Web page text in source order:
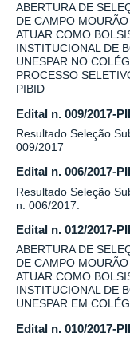
ABERTURA DE
DE CAMPO
ATUAR COMO
INSTITUCIONAL DE
UNESPAR NO
PROCESSO
PIBID
Edital n. 009/2017-
Resultado Seleção
009/2017
Edital n. 006/2017-
Resultado Seleção
n. 006/2017.
Edital n. 012/2017-
ABERTURA DE
DE CAMPO
ATUAR COMO
INSTITUCIONAL DE
UNESPAR EM
Edital n. 010/2017-